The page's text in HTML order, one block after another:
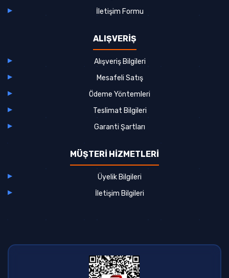
İletişim Formu
ALIŞVERİŞ
Alışveriş Bilgileri
Mesafeli Satış
Ödeme Yöntemleri
Teslimat Bilgileri
Garanti Şartları
MÜŞTERİ HİZMETLERİ
Üyelik Bilgileri
İletişim Bilgileri